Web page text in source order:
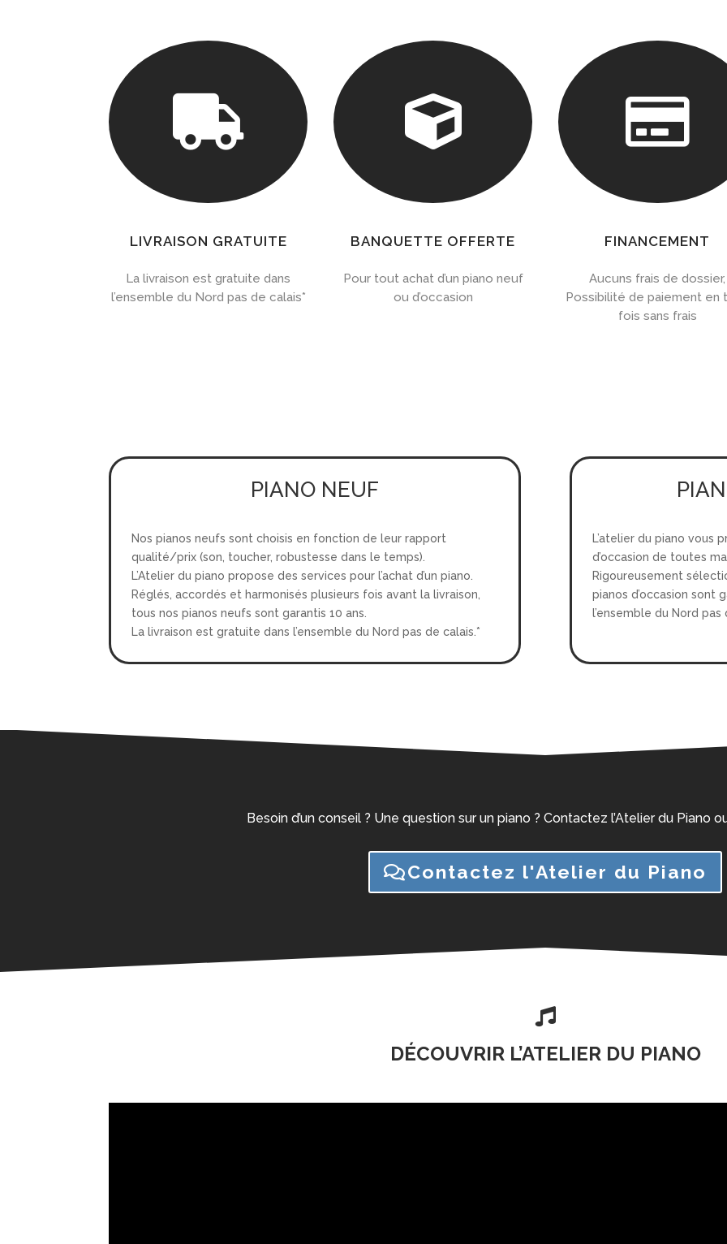

LIVRAISON GRATUITE
La livraison est gratuite dans
l’ensemble du Nord pas de calais*

BANQUETTE OFFERTE
Pour tout achat d’un piano neuf
ou d’occasion

FINANCEMENT
Aucuns frais de dossier,
Possibilité de paiement en
fois sans frais
PIANO NEUF
Nos pianos neufs sont choisis en fonction de leur rapport
qualité/prix (son, toucher, robustesse dans le temps).
L’Atelier du piano propose des services pour l’achat d’un piano.
Réglés, accordés et harmonisés plusieurs fois avant la livraison,
tous nos pianos neufs sont garantis 10 ans.
La livraison est gratuite dans l’ensemble du Nord pas de calais.*
L’atelier du piano vous
d’occasion de toutes
Rigoureusement
pianos d’occasion sont
l’ensemble du Nord pas
Besoin d’un conseil ? Une question sur un piano ? Contactez l’Atelier du Piano
Contactez l'Atelier du Piano

DÉCOUVRIR L’ATELIER DU PIANO